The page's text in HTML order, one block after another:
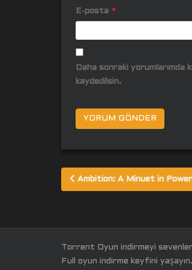
E-posta *
Daha sonraki yorumlarımda
kaydedilsin.
Yazı
gezinmesi
Ambition: A Minuet in Power
Torrent Oyun indirmeyi
Full oyun indirme keyfini yaşayın.